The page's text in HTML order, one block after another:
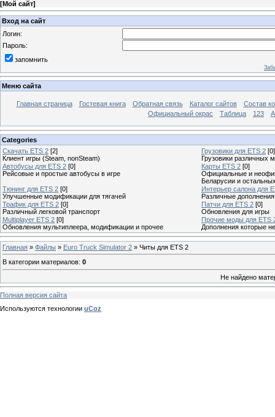
[Мой сайт]
Вход на сайт
Логин:
Пароль:
запомнить
Меню сайта
Главная страница Гостевая книга Обратная связь Каталог сайтов
Состав
Официальный окрас
Таблица 123
Categories
Скачать ETS 2 [2]
Клиент игры (Steam, nonSteam)
Грузовики для ETS 2 [0]
Грузовики различных
Автобусы для ETS 2 [0]
Рейсовые и простые автобусы в игре
Карты ETS 2 [0]
Официальные и
Беларусии и
Тюнинг для ETS 2 [0]
Улучшенные модификации для тягачей
Интерьер салона для
Различные
Трафик для ETS 2 [0]
Различный легковой транспорт
Патчи для ETS 2 [0]
Обновления для игры
Multiplayer ETS 2 [0]
Обновления мультиплеера, модификации и прочее
Прочие моды для ETS
Дополнения которые
Главная » Файлы » Euro Truck Simulator 2 » Читы для ETS 2
В категории материалов: 0
Не найдено
Полная версия сайта
Используются технологии uCoz